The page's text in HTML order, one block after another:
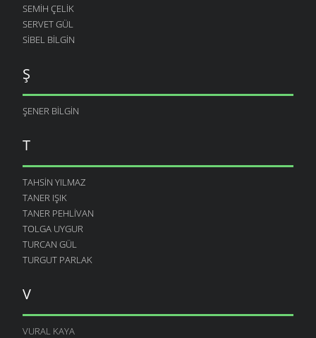
SEMIH ÇELIK
SERVET GÜL
SIBEL BILGIN
Ş
ŞENER BILGIN
T
TAHSIN YILMAZ
TANER IŞIK
TANER PEHLIVAN
TOLGA UYGUR
TURCAN GÜL
TURGUT PARLAK
V
VURAL KAYA